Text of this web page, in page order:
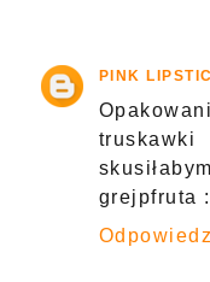
PINK
grejpfruta
Odpowiedz